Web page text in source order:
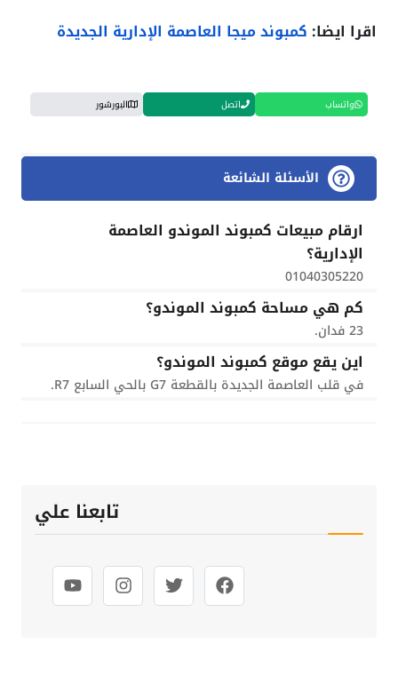
اقرا ايضا: كمبوند ميجا العاصمة الإدارية الجديدة
واتساب اتصل البورشور
الأسئلة الشائعة
ارقام مبيعات كمبوند الموندو العاصمة
الإدارية؟
01040305220
كم هي مساحة كمبوند الموندو؟
23 فدان.
اين يقع موقع كمبوند الموندو؟
في قلب العاصمة الجديدة بالقطعة G7 بالحي السابع R7.
تابعنا علي